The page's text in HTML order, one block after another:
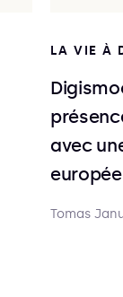
LA VIE À
avec
Tomas